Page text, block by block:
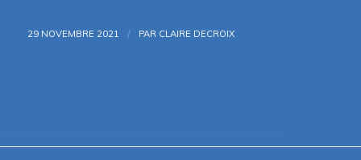
29 NOVEMBRE 2021 / PAR CLAIRE DECROIX